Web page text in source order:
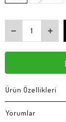
Ürün Özellikleri
Yorumlar